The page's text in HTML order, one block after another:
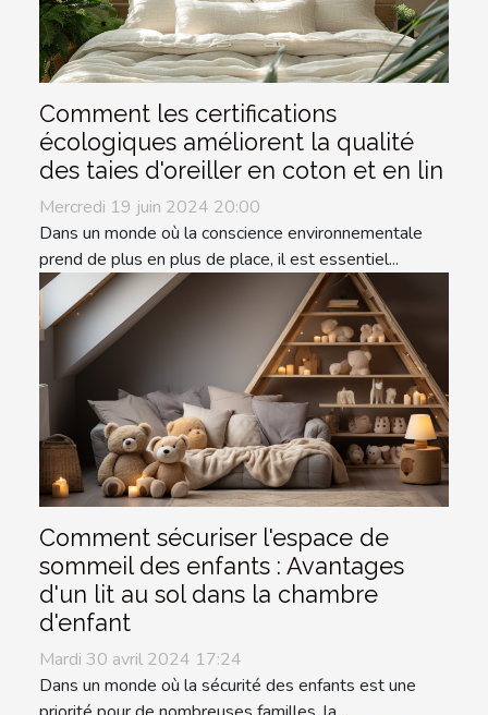
Comment les certifications
écologiques améliorent la qualité
des taies d'oreiller en coton et en lin
Mercredi 19 juin 2024 20:00
Dans un monde où la conscience environnementale
prend de plus en plus de place, il est essentiel...
Comment sécuriser l'espace de
sommeil des enfants : Avantages
d'un lit au sol dans la chambre
d'enfant
Mardi 30 avril 2024 17:24
Dans un monde où la sécurité des enfants est une